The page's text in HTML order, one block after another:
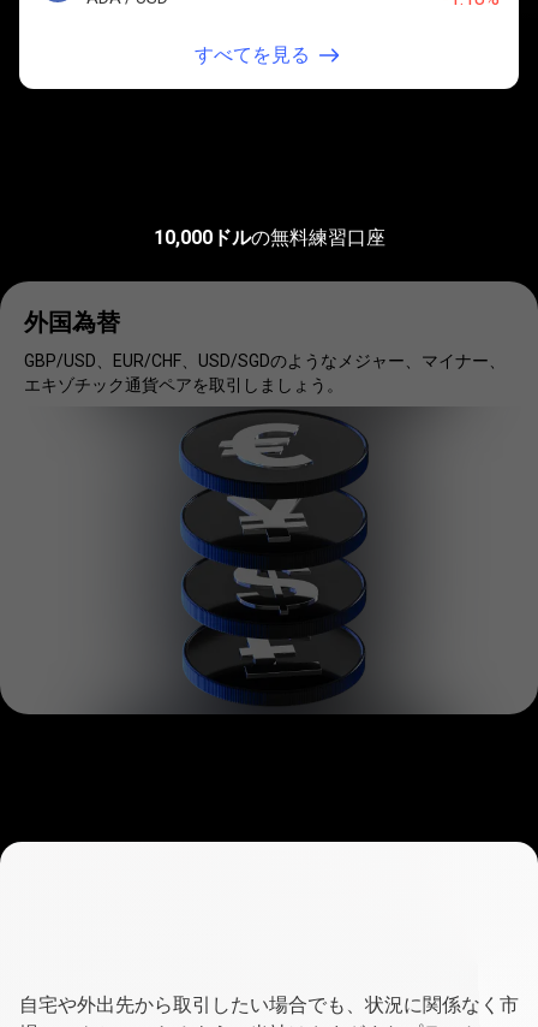
すべてを見る
に
入
り
の
る
お気に入りの市場で取引する
10,000ドルの無料練習口座
外国為替
GBP/USD、EUR/CHF、USD/SGDのようなメジャー、マイナー、
エキゾチック通貨ペアを取引しましょう。
ゆ取引プラットフォーム
自宅や外出先から取引したい場合でも、状況に関係なく市